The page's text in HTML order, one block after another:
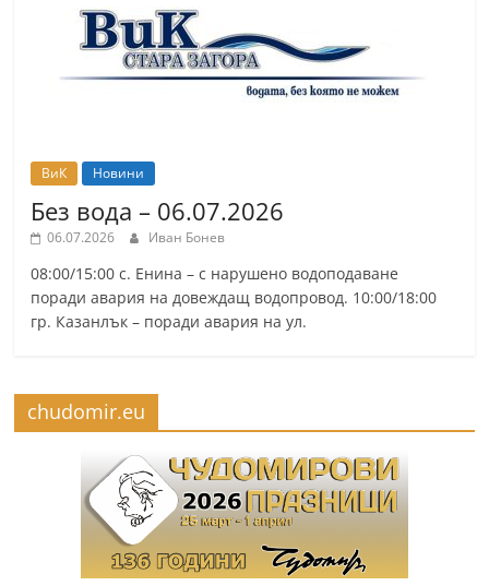
ВиК Новини
Без вода – 06.07.2026
06.07.2026 Иван Бонев
08:00/15:00 с. Енина – с нарушено водоподаване
поради авария на довеждащ водопровод. 10:00/18:00
гр. Казанлък – поради авария на ул.
chudomir.eu